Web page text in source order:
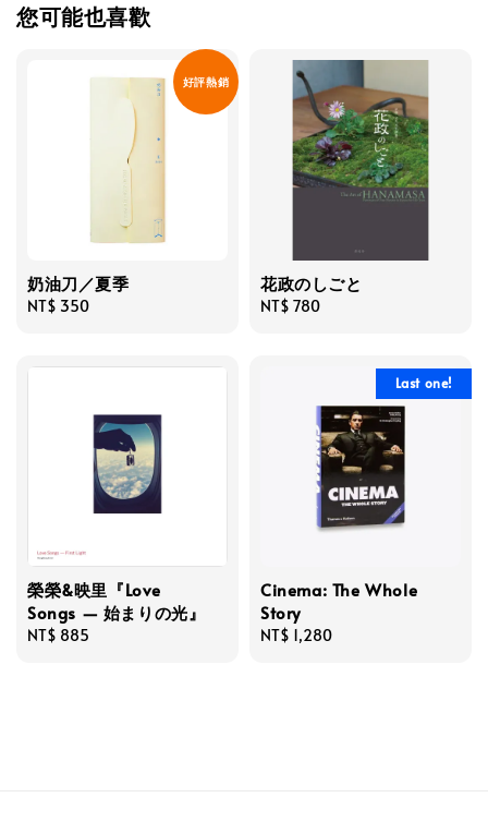
您可能也喜歡
好評熱銷
奶油刀／夏季
Regular
NT$ 350
花政のしごと
Regular
NT$ 780
榮榮&映里『Love
Songs — 始まりの光』
Regular
NT$ 885
Last one!
Cinema: The Whole
Story
Regular
NT$ 1,280